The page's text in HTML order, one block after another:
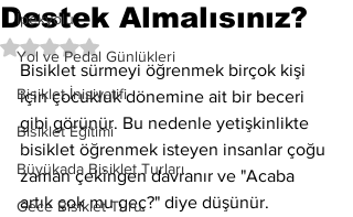
İpekyolu
Yol ve Pedal Günlükleri
Bisiklet İnisiyatifi
Bisiklet Eğitimi
Büyükada Bisiklet Turları
Gece Bisiklet Turu
Destek Almalısınız?
5 üzerinden NaN yıldız
Bisiklet sürmeyi öğrenmek birçok kişi
için çocukluk dönemine ait bir beceri
gibi görünür. Bu nedenle yetişkinlikte
bisiklet öğrenmek isteyen insanlar çoğu
zaman çekingen davranır ve "Acaba
artık çok mu geç?" diye düşünür.